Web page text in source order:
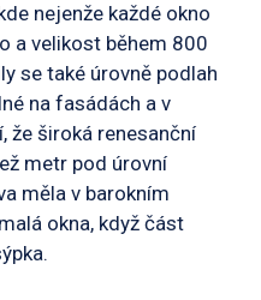
nejenže každé okno
a velikost během 800
se také úrovně podlah
na fasádách a v
že široká renesanční
metr pod úrovní
měla v barokním
okna, když část